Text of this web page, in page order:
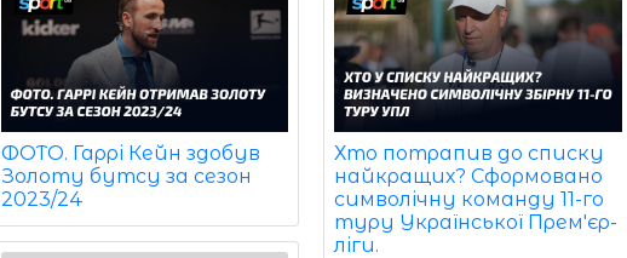
ФОТО. Гаррі Кейн здобув
Золоту бутсу за сезон
2023/24
Хто потрапив до списку
найкращих? Сформовано
символічну команду 11-го
туру Української Прем'єр-
ліги.